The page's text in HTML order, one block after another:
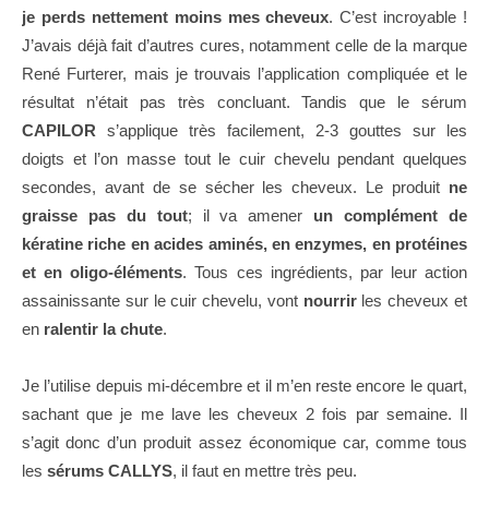
je perds nettement moins mes cheveux. C’est incroyable !
J’avais déjà fait d’autres cures, notamment celle de la marque
René Furterer, mais je trouvais l’application compliquée et le
résultat n’était pas très concluant. Tandis que le sérum
CAPILOR s’applique très facilement, 2-3 gouttes sur les
doigts et l’on masse tout le cuir chevelu pendant quelques
secondes, avant de se sécher les cheveux. Le produit ne
graisse pas du tout; il va amener un complément de
kératine riche en acides aminés, en enzymes, en protéines
et en oligo-éléments. Tous ces ingrédients, par leur action
assainissante sur le cuir chevelu, vont nourrirles cheveux et
en ralentir la chute.
Je l’utilise depuis mi-décembre et il m’en reste encore le quart,
sachant que je me lave les cheveux 2 fois par semaine. Il
s’agit donc d’un produit assez économique car, comme tous
les sérums CALLYS, il faut en mettre très peu.